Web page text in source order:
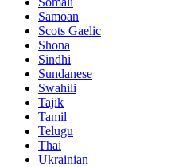
Samoan
Scots Gaelic
Shona
Sindhi
Sundanese
Swahili
Tajik
Tamil
Telugu
Thai
Ukrainian